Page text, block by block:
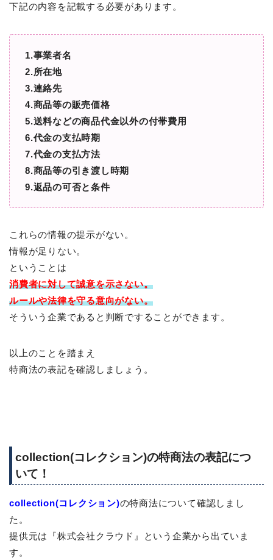
下記の内容を記載する必要があります。
1.事業者名
2.所在地
3.連絡先
4.商品等の販売価格
5.送料などの商品代金以外の付帯費用
6.代金の支払時期
7.代金の支払方法
8.商品等の引き渡し時期
9.返品の可否と条件
これらの情報の提示がない。
情報が足りない。
ということは
消費者に対して誠意を示さない。
ルールや法律を守る意向がない。
そういう企業であると判断ですることができます。
以上のことを踏まえ
特商法の表記を確認しましょう。
collection(コレクション)の特商法の表記につ
いて！
collection(コレクション)の特商法について確認しまし
た。
提供元は『株式会社クラウド』という企業から出ていま
す。